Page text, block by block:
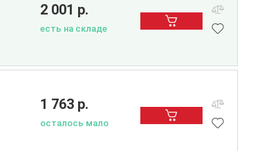
1 763 р.
осталось мало
2 001 р.
есть на складе